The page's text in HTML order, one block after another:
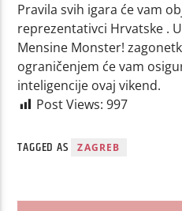
Pravila svih igara će vam
reprezentativci Hrvatske .
Mensine Monster!
ograničenjem će vam
inteligencije ovaj vikend.
Post Views: 997
TAGGED AS ZAGREB